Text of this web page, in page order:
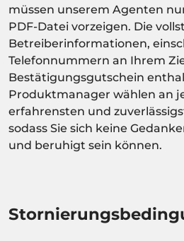
müssen unserem Agenten
PDF-Datei vorzeigen. Die
Betreiberinformationen,
Telefonnummern an Ihrem
Bestätigungsgutschein
Produktmanager wählen an
erfahrensten und
sodass Sie sich keine
und beruhigt sein können.